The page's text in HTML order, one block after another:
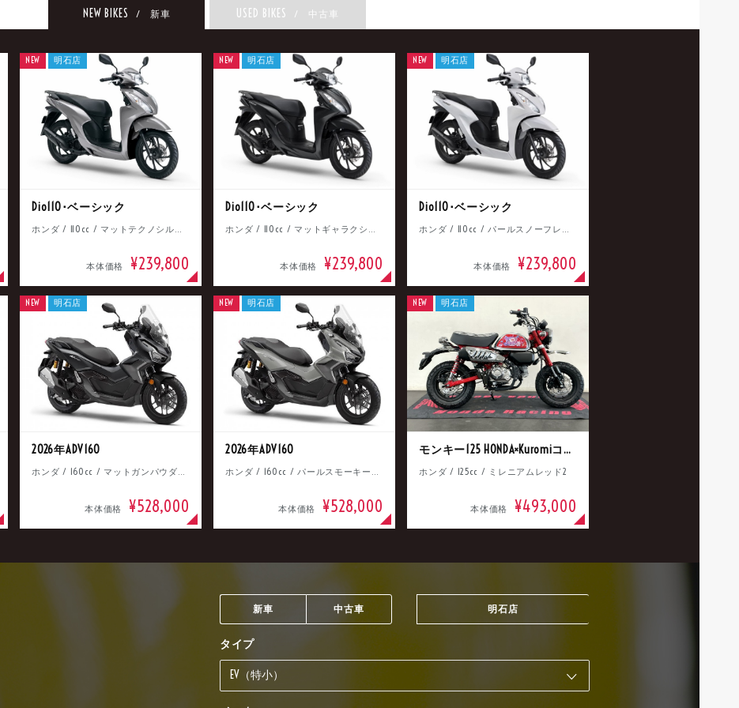
NEW BIKES / 新車 USED BIKES / 中古車
Dio110･ベーシック
ホンダ / 110cc / マットテクノシルバーメタリック
本体価格 ¥239,800
NEW 明石店
Dio110･ベーシック
ホンダ / 110cc / マットギャラクシーブラックメタリック
本体価格 ¥239,800
NEW 明石店
Dio110･ベーシック
ホンダ / 110cc / パールスノーフレークホワイト
本体価格 ¥239,800
NEW 明石店
2026年ADV160
ホンダ / 160cc / マットガンパウダーブラックメタリック
本体価格 ¥528,000
NEW 明石店
2026年ADV160
ホンダ / 160cc / パールスモーキーグレー
本体価格 ¥528,000
NEW 明石店
モンキー125 HONDA×Kuromiコラボ
ホンダ / 125cc / ミレニアムレッド2
本体価格 ¥493,000
NEW 明石店
新車 中古車 明石店
タイプ